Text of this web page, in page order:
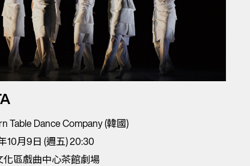
Table Dance Company (韓國)
10月9日 (週五) 20:30
化區戲曲中心茶館劇場